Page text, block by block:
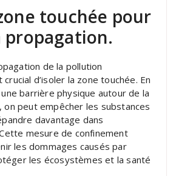
touchée pour
de la pollution
d’isoler la zone touchée. En
barrière physique autour de la
on peut empêcher les substances
davantage dans
mesure de confinement
les dommages causés par
les écosystèmes et la santé